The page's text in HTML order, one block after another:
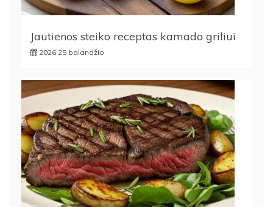
Jautienos steiko receptas kamado griliui
2026 25 balandžio